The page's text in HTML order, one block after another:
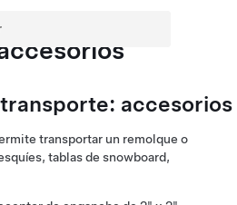
accesorios
transportar un remolque o
tablas de snowboard,